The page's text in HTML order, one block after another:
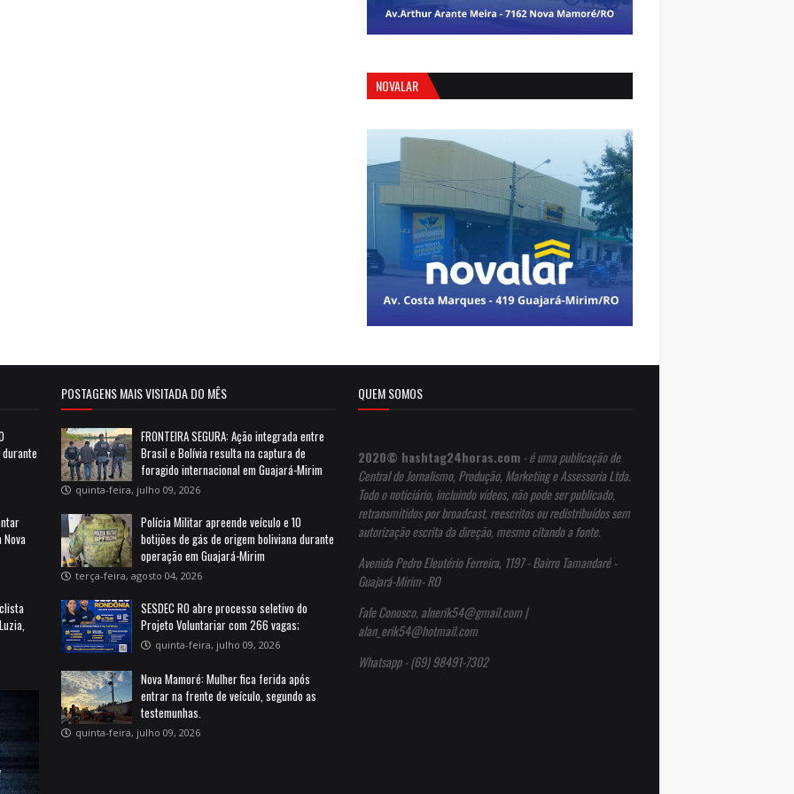
NOVALAR
POSTAGENS MAIS VISITADA DO MÊS
FRONTEIRA SEGURA: Ação integrada entre
Brasil e Bolívia resulta na captura de
foragido internacional em Guajará-Mirim
quinta-feira, julho 09, 2026
Polícia Militar apreende veículo e 10
botijões de gás de origem boliviana durante
operação em Guajará-Mirim
terça-feira, agosto 04, 2026
SESDEC RO abre processo seletivo do
Projeto Voluntariar com 266 vagas;
quinta-feira, julho 09, 2026
Nova Mamoré: Mulher fica ferida após
entrar na frente de veículo, segundo as
testemunhas.
quinta-feira, julho 09, 2026
QUEM SOMOS
2020© hashtag24horas.com - é uma publicação de
Central de Jornalismo, Produção, Marketing e Assessoria Ltda.
Todo o noticiário, incluindo vídeos, não pode ser publicado,
retransmitidos por broadcast, reescritos ou redistribuídos sem
autorização escrita da direção, mesmo citando a fonte.
Avenida Pedro Eleutério Ferreira, 1197 - Bairro Tamandaré -
Guajará-Mirim- RO
Fale Conosco, alnerik54@gmail.com |
alan_erik54@hotmail.com
Whatsapp - (69) 98491-7302